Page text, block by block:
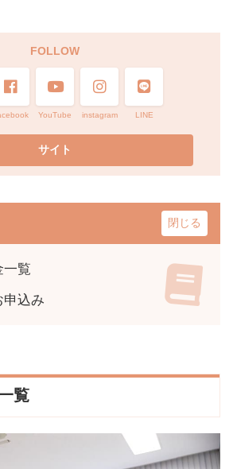
FOLLOW
YouTube instagram LINE
一覧
申込み
覧